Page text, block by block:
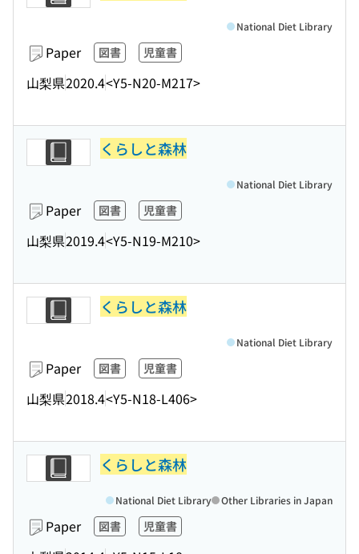
Paper 図書 児童書
山梨県2020.4<Y5-N20-M217>
National Diet Library
くらしと森林
Paper 図書 児童書
山梨県2019.4<Y5-N19-M210>
National Diet Library
くらしと森林
Paper 図書 児童書
山梨県2018.4<Y5-N18-L406>
National Diet Library
くらしと森林
Paper 図書 児童書
National Diet Library Other Libraries in Japan